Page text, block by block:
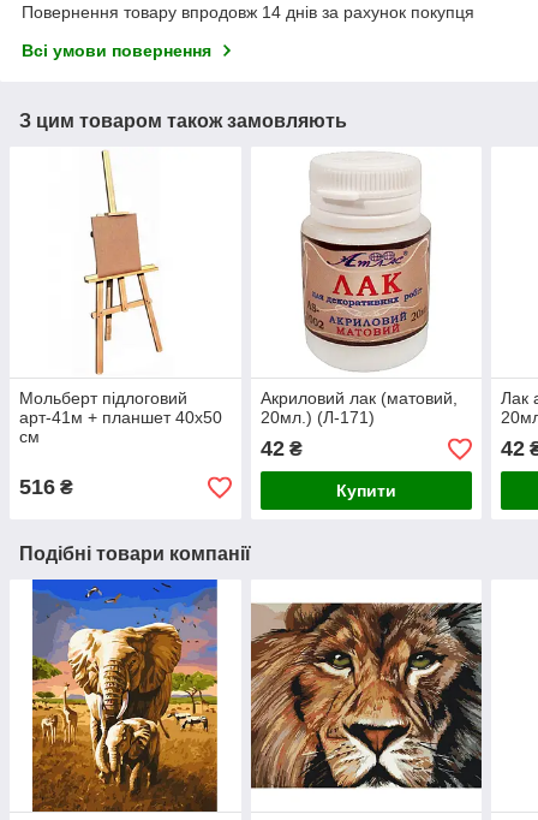
Повернення товару впродовж 14 днів за рахунок покупця
Всі умови повернення
З цим товаром також замовляють
Мольберт підлоговий
арт-41м + планшет 40х50
см
516 ₴
Акриловий лак (матовий,
20мл.) (Л-171)
42₴
Купити
Лак
42
Подібні товари компанії